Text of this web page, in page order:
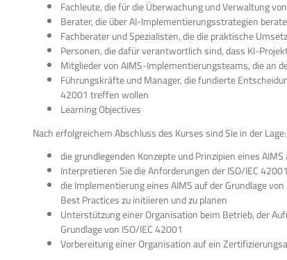
Fachleute, die für die Überwachung und Verwaltung
Berater, die über AI-Implementierungsstrategien
Fachberater und Spezialisten, die die praktische
Personen, die dafür verantwortlich sind, dass KI-
Mitglieder von AIMS-Implementierungsteams, die an
Führungskräfte und Manager, die fundierte
42001 treffen wollen
Learning Objectives
Nach erfolgreichem Abschluss des Kurses sind Sie in der Lage:
die grundlegenden Konzepte und Prinzipien eines
Interpretieren Sie die Anforderungen der ISO/IEC
die Implementierung eines AIMS auf der Grundlage
Best Practices zu initiieren und zu planen
Unterstützung einer Organisation beim Betrieb, der
Grundlage von ISO/IEC 42001
Vorbereitung einer Organisation auf ein